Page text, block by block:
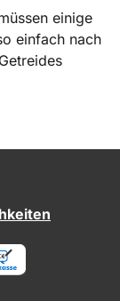
einige
einfach nach